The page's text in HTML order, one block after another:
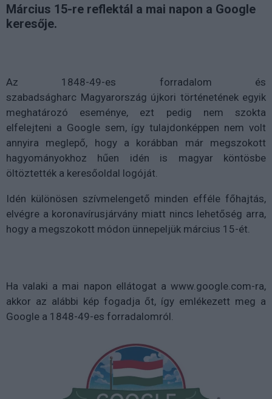
Március 15-re reflektál a mai napon a Google
keresője.
Az 1848-49-es forradalom és
szabadságharc Magyarország újkori történetének egyik
meghatározó eseménye, ezt pedig nem szokta
elfelejteni a Google sem, így tulajdonképpen nem volt
annyira meglepő, hogy a korábban már megszokott
hagyományokhoz hűen idén is magyar köntösbe
öltöztették a keresőoldal logóját.
Idén különösen szívmelengető minden efféle főhajtás,
elvégre a koronavírusjárvány miatt nincs lehetőség arra,
hogy a megszokott módon ünnepeljük március 15-ét.
Ha valaki a mai napon ellátogat a www.google.com-ra,
akkor az alábbi kép fogadja őt, így emlékezett meg a
Google a 1848-49-es forradalomról.